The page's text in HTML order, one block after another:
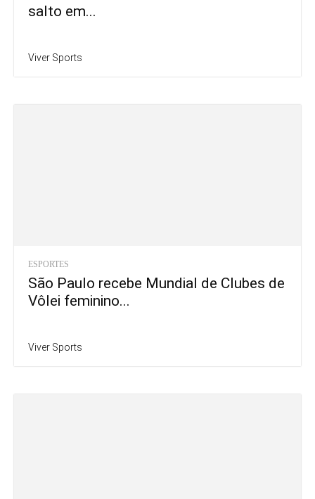
salto em...
Viver Sports
ESPORTES
São Paulo recebe Mundial de Clubes de
Vôlei feminino...
Viver Sports